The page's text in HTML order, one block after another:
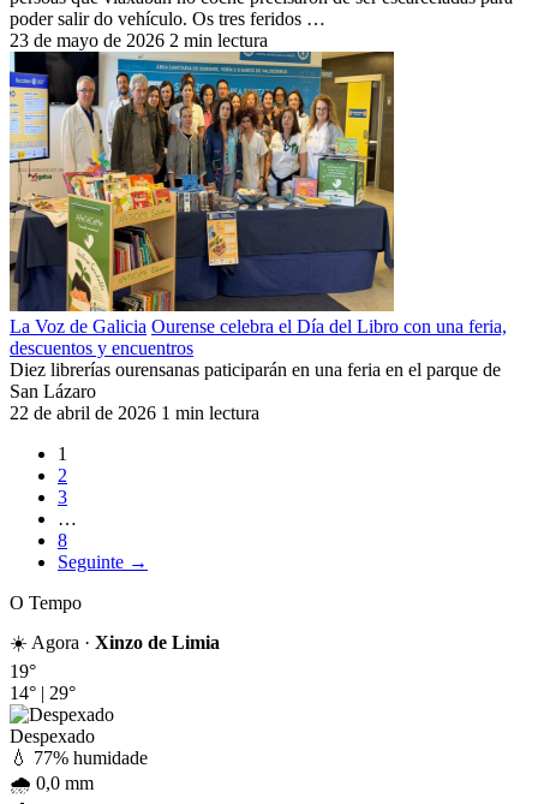
poder salir do vehículo. Os tres feridos …
23 de mayo de 2026 2 min lectura
La Voz de Galicia Ourense celebra el Día del Libro con una feria,
descuentos y encuentros
Diez librerías ourensanas paticiparán en una feria en el parque de
San Lázaro
22 de abril de 2026 1 min lectura
1
2
3
…
8
Seguinte →
O Tempo
☀️ Agora · Xinzo de Limia
19°
14° | 29°
Despexado
💧 77% humidade
🌧️ 0,0 mm